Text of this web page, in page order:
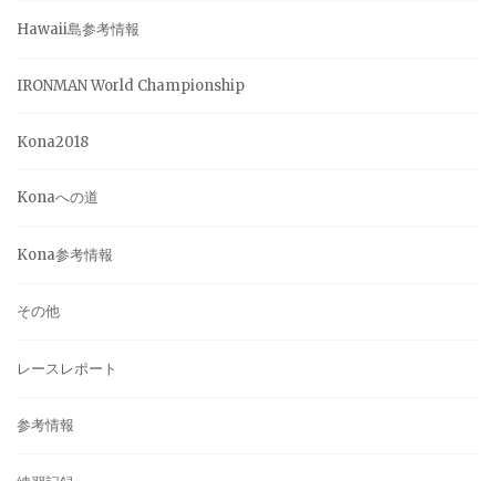
Hawaii島参考情報
IRONMAN World Championship
Kona2018
Konaへの道
Kona参考情報
その他
レースレポート
参考情報